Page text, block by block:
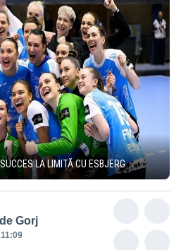
LA LIMITĂ CU ESBJERG
Gorj